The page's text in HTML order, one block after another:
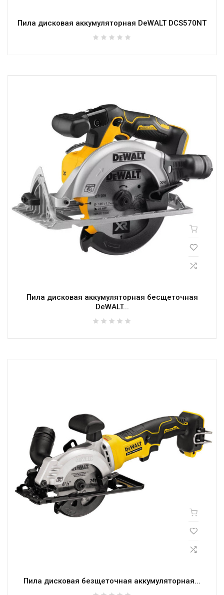
Пила дисковая аккумуляторная DeWALT DCS570NT
Пила дисковая аккумуляторная бесщеточная
DeWALT...
Пила дисковая безщеточная аккумуляторная...